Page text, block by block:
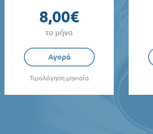
8,00€
το μήνα
Αγορά
Τιμολόγηση μηνιαία